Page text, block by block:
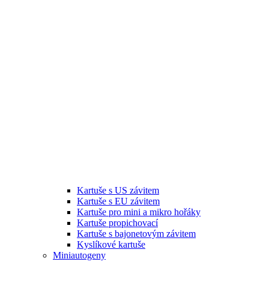
Kartuše s US závitem
Kartuše s EU závitem
Kartuše pro mini a mikro hořáky
Kartuše propichovací
Kartuše s bajonetovým závitem
Kyslíkové kartuše
Miniautogeny